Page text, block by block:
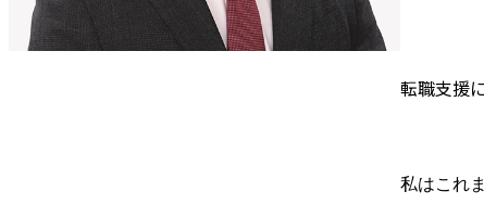
転職支援
私はこれ